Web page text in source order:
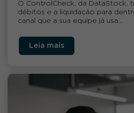
O ControlCheck, da DataStock,
débitos e a liquidação para
canal que a sua equipe já usa…
Leia mais